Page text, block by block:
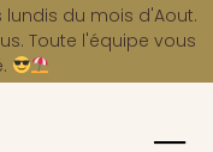
lundis du mois d'Aout.
Toute l'équipe vous